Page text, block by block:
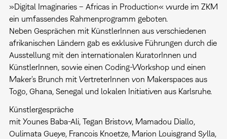
»Digital Imaginaries – Africas in Production« wurde im ZKM
ein umfassendes Rahmenprogramm geboten.
Neben Gesprächen mit KünstlerInnen aus verschiedenen
afrikanischen Ländern gab es exklusive Führungen durch die
Ausstellung mit den internationalen KuratorInnen und
KünstlerInnen, sowie einen Coding-Workshop und einen
Maker's Brunch mit VertreterInnen von Makerspaces aus
Togo, Ghana, Senegal und lokalen Initiativen aus Karlsruhe.
Künstlergespräche
mit Younes Baba-Ali, Tegan Bristow, Mamadou Diallo,
Oulimata Gueye, Francois Knoetze, Marion Louisgrand Sylla,